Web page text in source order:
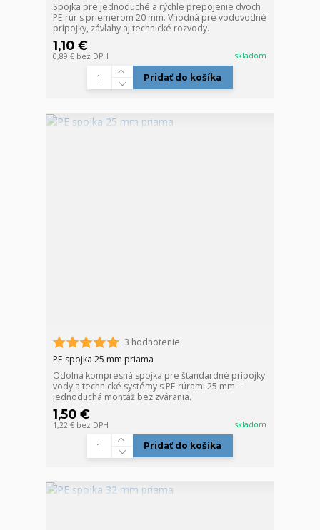
Spojka pre jednoduché a rýchle prepojenie dvoch
PE rúr s priemerom 20 mm. Vhodná pre vodovodné
prípojky, závlahy aj technické rozvody.
1,10 €
0,89 € bez DPH skladom
Pridať do košíka
3 hodnotenie
PE spojka 25 mm priama
Odolná kompresná spojka pre štandardné prípojky
vody a technické systémy s PE rúrami 25 mm –
jednoduchá montáž bez zvárania.
1,50 €
1,22 € bez DPH skladom
Pridať do košíka